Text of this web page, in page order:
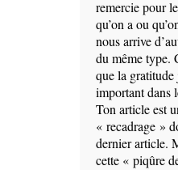
remercie pour
qu’on a ou
nous arrive
du même type.
que la
important dans
Ton article est
« recadrage »
dernier article.
cette « piqûre